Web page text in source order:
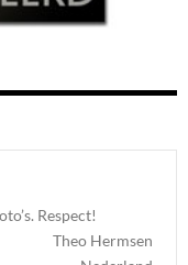
Respect!
Theo Hermsen